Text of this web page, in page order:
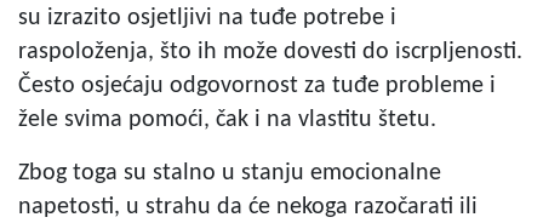
su izrazito osjetljivi na tuđe potrebe i
raspoloženja, što ih može dovesti do iscrpljenosti.
Često osjećaju odgovornost za tuđe probleme i
žele svima pomoći, čak i na vlastitu štetu.
Zbog toga su stalno u stanju emocionalne
napetosti, u strahu da će nekoga razočarati ili